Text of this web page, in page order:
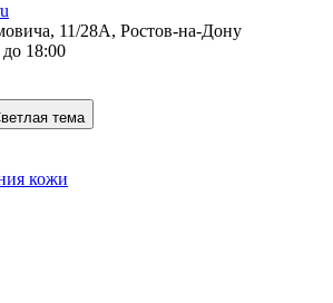
11/28А, Ростов-на-Дону
18:00
тема
кожи